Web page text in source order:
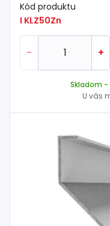
Kód produktu
I KLZ50Zn
- +
Skladom -
U vás